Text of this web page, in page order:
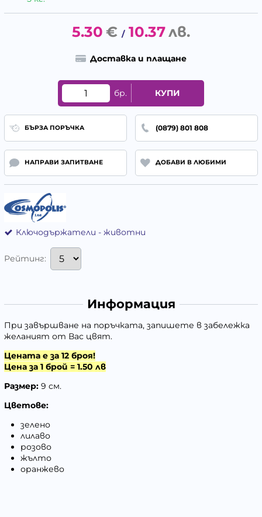
5.30 € / 10.37лв.
Доставка и плащане
бр. КУПИ
БЪРЗА ПОРЪЧКА (0879) 801 808
НАПРАВИ ЗАПИТВАНЕ ДОБАВИ В ЛЮБИМИ
Ключодържатели - животни
Рейтинг:
Информация
При завършване на поръчката, запишете в забележка
желаният от Вас цвят.
Цената е за 12 броя!
Цена за 1 брой = 1.50 лв
Размер: 9 см.
Цветове:
зелено
лилаво
розово
жълто
оранжево